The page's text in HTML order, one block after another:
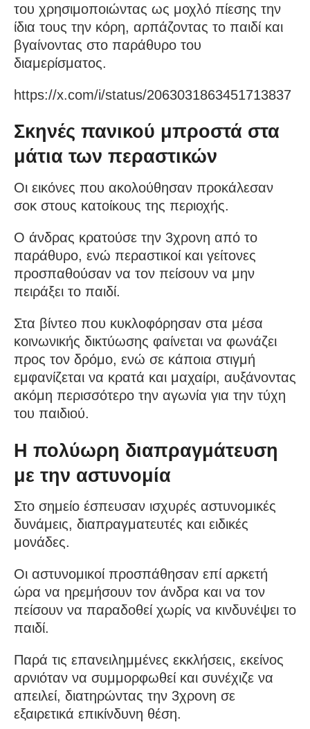
του χρησιμοποιώντας ως μοχλό πίεσης την
ίδια τους την κόρη, αρπάζοντας το παιδί και
βγαίνοντας στο παράθυρο του
διαμερίσματος.
https://x.com/i/status/2063031863451713837
Σκηνές πανικού μπροστά στα
μάτια των περαστικών
Οι εικόνες που ακολούθησαν προκάλεσαν
σοκ στους κατοίκους της περιοχής.
Ο άνδρας κρατούσε την 3χρονη από το
παράθυρο, ενώ περαστικοί και γείτονες
προσπαθούσαν να τον πείσουν να μην
πειράξει το παιδί.
Στα βίντεο που κυκλοφόρησαν στα μέσα
κοινωνικής δικτύωσης φαίνεται να φωνάζει
προς τον δρόμο, ενώ σε κάποια στιγμή
εμφανίζεται να κρατά και μαχαίρι, αυξάνοντας
ακόμη περισσότερο την αγωνία για την τύχη
του παιδιού.
Η πολύωρη διαπραγμάτευση
με την αστυνομία
Στο σημείο έσπευσαν ισχυρές αστυνομικές
δυνάμεις, διαπραγματευτές και ειδικές
μονάδες.
Οι αστυνομικοί προσπάθησαν επί αρκετή
ώρα να ηρεμήσουν τον άνδρα και να τον
πείσουν να παραδοθεί χωρίς να κινδυνέψει το
παιδί.
Παρά τις επανειλημμένες εκκλήσεις, εκείνος
αρνιόταν να συμμορφωθεί και συνέχιζε να
απειλεί, διατηρώντας την 3χρονη σε
εξαιρετικά επικίνδυνη θέση.